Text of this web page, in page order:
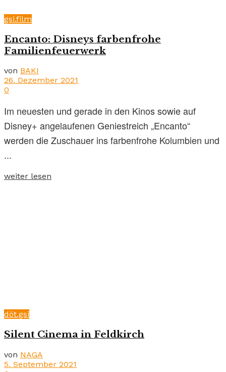
gsi.film
Encanto: Disneys farbenfrohe
Familienfeuerwerk
von BAKI
26. Dezember 2021
0
Im neuesten und gerade in den Kinos sowie auf
Disney+ angelaufenen Geniestreich „Encanto“
werden die Zuschauer ins farbenfrohe Kolumbien und
...
weiter lesen
döt.gsi
Silent Cinema in Feldkirch
von NAGA
5. September 2021